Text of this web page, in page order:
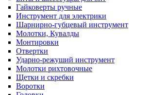
Гайковерты ручные
Инструмент для электрики
Шарнирно-губцевый инструмент
Молотки, Кувалды
Монтировки
Отвертки
Ударно-режуший инструмент
Молотки рихтовочные
Щетки и скребки
Воротки